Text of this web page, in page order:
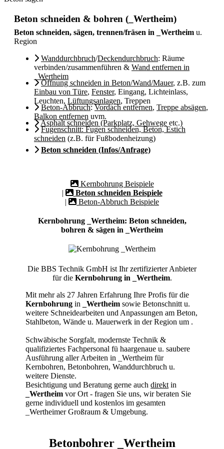
Beton schneiden & bohren (_Wertheim)
Beton schneiden, sägen, trennen/fräsen in _Wertheim u.
Region
Wanddurchbruch/Deckendurchbruch: Räume
verbinden/zusammenführen & Wand entfernen in
_Wertheim
Öffnung schneiden in Beton/Wand/Mauer, z.B. zum
Einbau von Türe, Fenster, Eingang, Lichteinlass,
Leuchten, Lüftungsanlagen, Treppen
Beton-Abbruch:Vordach entfernen, Treppe absägen,
Balkon entfernen uvm.
Asphalt schneiden (Parkplatz, Gehwege etc.)
Fugenschnitt: Fugen schneiden, Beton, Estich
schneiden (z.B. für Fußbodenheizung)
Beton schneiden (Infos/Anfrage)
Kernbohrung Beispiele
|
Beton schneiden Beispiele
|
Beton-Abbruch Beispiele
Kernbohrung _Wertheim: Beton schneiden,
bohren & sägen in _Wertheim
Die BBS Technik GmbH ist Ihr zertifizierter Anbieter
für die Kernbohrung in _Wertheim.
Mit mehr als 27 Jahren Erfahrung Ihre Profis für die
Kernbohrung in _Wertheim sowie Betonschnitt u.
weitere Schneidearbeiten und Anpassungen am Beton,
Stahlbeton, Wände u. Mauerwerk in der Region um .
Schwäbische Sorgfalt, modernste Technik &
qualifiziertes Fachpersonalfü haargenaue u. saubere
Ausführung aller Arbeitenin _Wertheim für
Kernbohren, Betonbohren, Wanddurchbruch u.
weitere Dienste.
Besichtigung und Beratung gerne auchdirekt in
_Wertheim vor Ort - fragen Sie uns, wir beraten Sie
gerne individuell und kostenlos im gesamten
_Wertheimer Großraum & Umgebung.
Betonbohrer _Wertheim